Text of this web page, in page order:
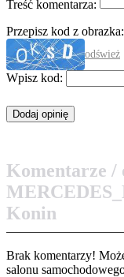
Treść komentarza:
Przepisz kod z obrazka:
odśwież
Wpisz kod:
Komentarze /
Konin
Brak komentarzy!
salonu